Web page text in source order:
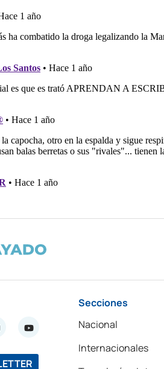
Secciones
Nacional
Internacionales